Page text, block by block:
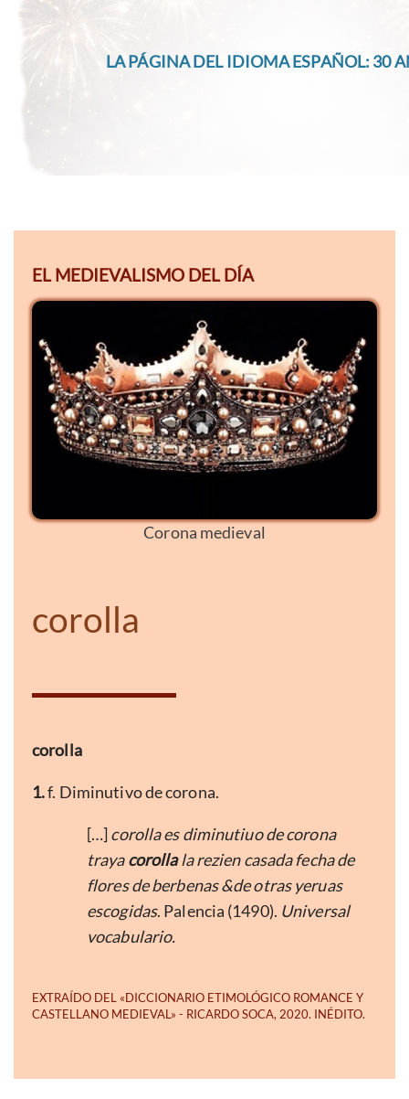
LA PÁGINA DEL IDIOMA ESPAÑOL: 30
EL MEDIEVALISMO DEL DÍA
Corona medieval
corolla
corolla
1.f. Diminutivo de corona.
[…]corolla es diminutiuo de corona
trayacorollala rezien casada fecha de
flores de berbenas &de otras yeruas
escogidas. Palencia (1490). Universal
vocabulario.